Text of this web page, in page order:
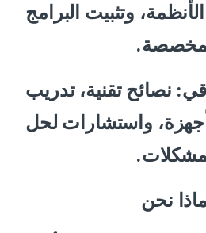
وتثبيت البرامج
نصائح تقنية، تدريب
واستشارات لحل
نحن